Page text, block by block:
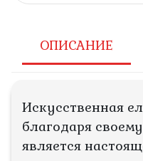
ОПИСАНИЕ
Искусственная
благодаря
является